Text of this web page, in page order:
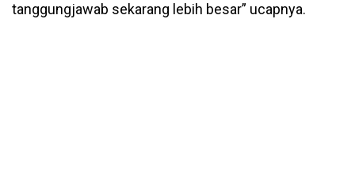
tanggungjawab sekarang lebih besar” ucapnya.